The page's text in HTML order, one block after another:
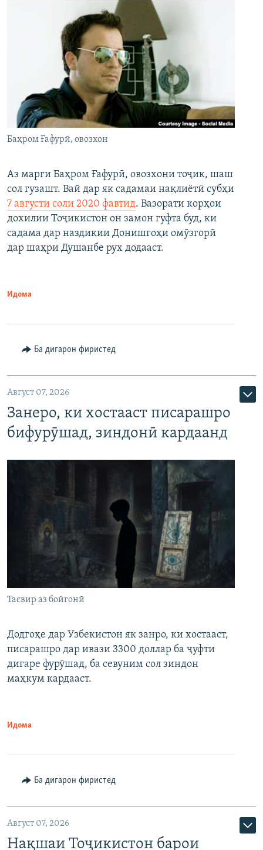
Баҳром Ғафурӣ, овозхон
Аз марги Баҳром Ғафурӣ, овозхони тоҷик, шаш
сол гузашт. Вай дар як садамаи нақлиётӣ субҳи
7 августи соли 2020 фавтид. Вазорати корҳои
дохилии Тоҷикистон он замон гуфта буд, ки
садама дар наздикии Донишгоҳи омӯзгорӣ
дар шаҳри Душанбе рух додааст.
Идома
Ба дигарон фиристед
Август 07, 2026
Занеро, ки хостааст писарашро
бифурӯшад, зиндонӣ кардаанд
Тасвир аз бойгонӣ
Додгоҳе дар Узбекистон як занро, ки хостааст,
писарашро дар ивази 3300 доллар ба ҷуфти
дигаре фурӯшад, ба севуним сол зиндон
маҳкум кардааст.
Идома
Ба дигарон фиристед
Август 07, 2026
Нақшаи Тоҷикистон барои